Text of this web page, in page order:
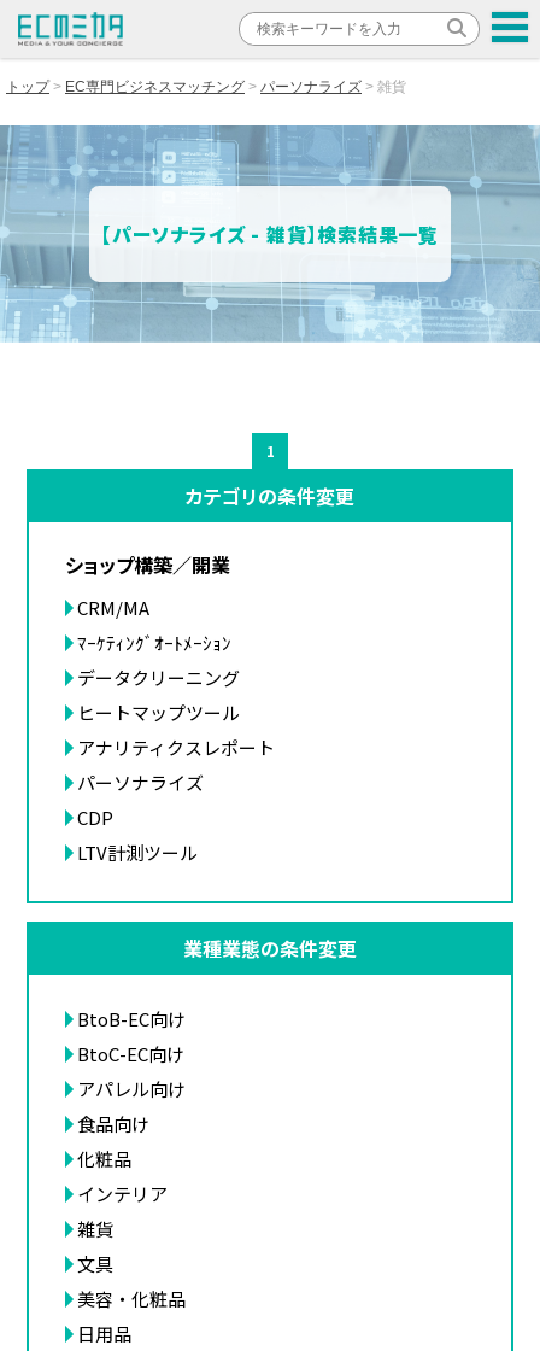
トップ EC専門ビジネスマッチング パーソナライズ 雑貨
【パーソナライズ - 雑貨】検索結果一覧
1
カテゴリの条件変更
ショップ構築／開業
CRM/MA
ﾏｰｹﾃｨﾝｸﾞｵｰﾄﾒｰｼｮﾝ
データクリーニング
ヒートマップツール
アナリティクスレポート
パーソナライズ
CDP
LTV計測ツール
業種業態の条件変更
BtoB-EC向け
BtoC-EC向け
アパレル向け
食品向け
化粧品
インテリア
雑貨
文具
美容・化粧品
日用品